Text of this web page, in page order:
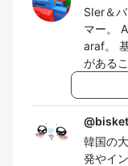
SIer＆
マー。
araf。
がある
@
韓国の
発やイ